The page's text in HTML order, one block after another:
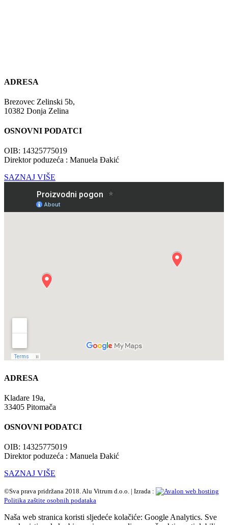
ADRESA
Brezovec Zelinski 5b,
10382 Donja Zelina
OSNOVNI PODATCI
OIB: 14325775019
Direktor poduzeća : Manuela Đakić
SAZNAJ VIŠE
ADRESA
Kladare 19a,
33405 Pitomača
OSNOVNI PODATCI
OIB: 14325775019
Direktor poduzeća : Manuela Đakić
SAZNAJ VIŠE
©Sva prava pridržana 2018. Alu Vitrum d.o.o. | Izrada :
Politika zaštite osobnih podataka
Naša web stranica koristi sljedeće kolačiće: Google Analytics. Sve